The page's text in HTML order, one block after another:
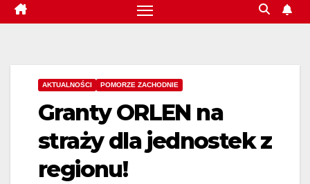
AKTUALNOŚCI POMORZE ZACHODNIE
Granty ORLEN na
straży dla jednostek z
regionu!